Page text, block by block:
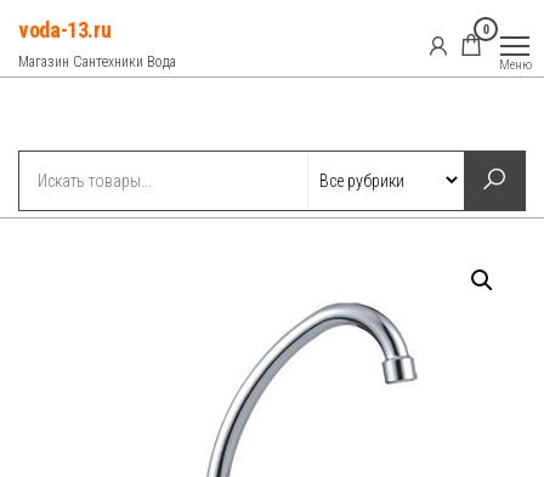
Перейти
содержимому
voda-13.ru
Магазин Сантехники Вода
0
Меню